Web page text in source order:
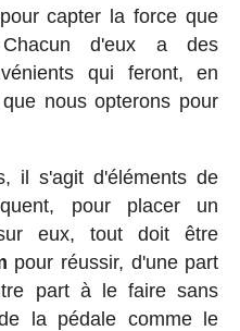
capter la force que
d'eux a des
qui feront, en
nous opterons pour
il s'agit d'éléments de
pour placer un
eux, tout doit être
pour réussir, d'une part
part à le faire sans
la pédale comme le